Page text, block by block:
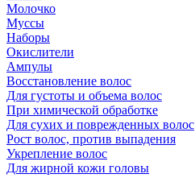
Молочко
Муссы
Наборы
Окислители
Ампулы
Восстановление волос
Для густоты и объема волос
При химической обработке
Для сухих и поврежденных волос
Рост волос, против выпадения
Укрепление волос
Для жирной кожи головы